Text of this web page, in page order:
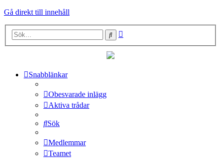
Gå direkt till innehåll
Sök
Snabblänkar
Obesvarade inlägg
Aktiva trådar
Sök
Medlemmar
Teamet